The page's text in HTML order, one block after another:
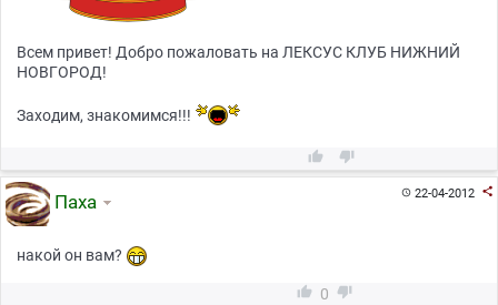
Всем привет! Добро пожаловать на ЛЕКСУС КЛУБ НИЖНИЙ
НОВГОРОД!
Заходим, знакомимся!!!
 
22-04-2012 
Паха
накой он вам?
 0 